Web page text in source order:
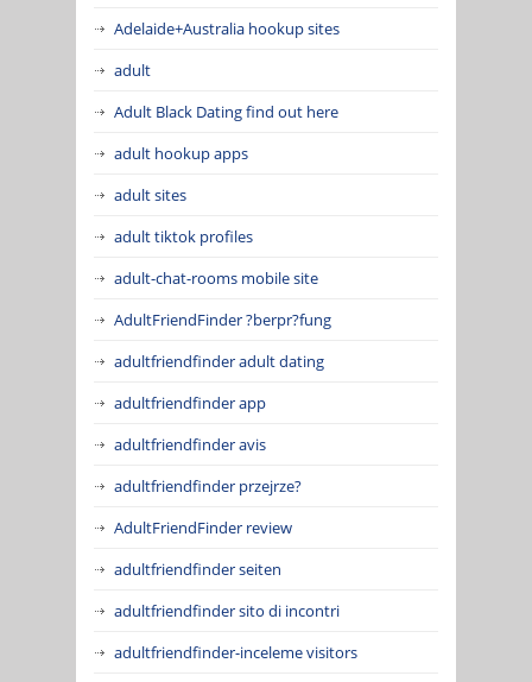
Adelaide+Australia hookup sites
adult
Adult Black Dating find out here
adult hookup apps
adult sites
adult tiktok profiles
adult-chat-rooms mobile site
AdultFriendFinder ?berpr?fung
adultfriendfinder adult dating
adultfriendfinder app
adultfriendfinder avis
adultfriendfinder przejrze?
AdultFriendFinder review
adultfriendfinder seiten
adultfriendfinder sito di incontri
adultfriendfinder-inceleme visitors